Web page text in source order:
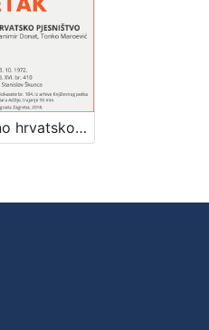
Suvremeno hrvatsko pjesništvo : Književni petak, dvorana u Novinarskom domu, 13. 10. 1972., br. 410 / Zvonimir Mrkonjić, Branimir Donat i Tonko Maroević ; urednik Stanislav Škunca